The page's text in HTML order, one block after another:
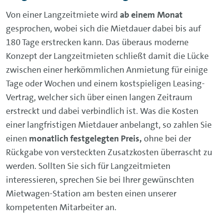
Modellen bis hin zu großen geräumigen
Mietwagen, bei denen Sie die Mietdauer natürlich
nach Bedarf anpassen können. Suchen Sie nach
einem Kleinbus oder Transporter für mehrere
Personen für Ihren nächstenBetriebsausflug? Wir
haben diepassenden Mietwagen-Modelle von
Volkswagen Nutzfahrzeuge für Sie im Angebot.
Planen Sie eineStädtetour mit einem Mietwagen
oder benötigen Sie ein Fahrzeug, um von Ihrem
Wohnort zum nächsten Flughafen zu gelangen?
Dafür eignen sich bestens die praktischen und
komfortablen Mietwagen-Modelle der Marken
Volkswagen, Audi, ŠKODA oder SEAT.
Von einer Langzeitmiete wird ab einem Monat
gesprochen, wobei sich die Mietdauer dabei bis auf
180 Tage erstrecken kann. Das überaus moderne
Konzept der Langzeitmieten schließt damit die Lücke
zwischen einer herkömmlichen Anmietung für einige
Tage oder Wochen und einem kostspieligen Leasing-
Vertrag, welcher sich über einen langen Zeitraum
erstreckt und dabei verbindlich ist. Was die Kosten
einer langfristigen Mietdauer anbelangt, so zahlen Sie
einen monatlich festgelegten Preis, ohne bei der
Rückgabe von versteckten Zusatzkosten überrascht zu
werden. Sollten Sie sich für Langzeitmieten
interessieren, sprechen Sie bei Ihrer gewünschten
Mietwagen-Station am besten einen unserer
kompetenten Mitarbeiter an.